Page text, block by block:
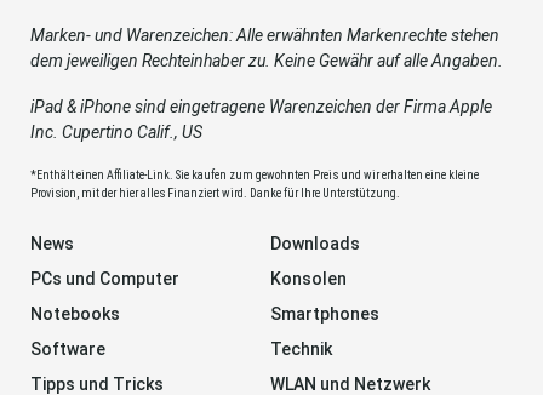
Marken- und Warenzeichen: Alle erwähnten Markenrechte stehen
dem jeweiligen Rechteinhaber zu. Keine Gewähr auf alle Angaben.
iPad & iPhone sind eingetragene Warenzeichen der Firma Apple
Inc. Cupertino Calif., US
*Enthält einen Affiliate-Link. Sie kaufen zum gewohnten Preis und wir erhalten eine kleine
Provision, mit der hier alles Finanziert wird. Danke für Ihre Unterstützung.
News
Downloads
PCs und Computer
Konsolen
Notebooks
Smartphones
Software
Technik
Tipps und Tricks
WLAN und Netzwerk